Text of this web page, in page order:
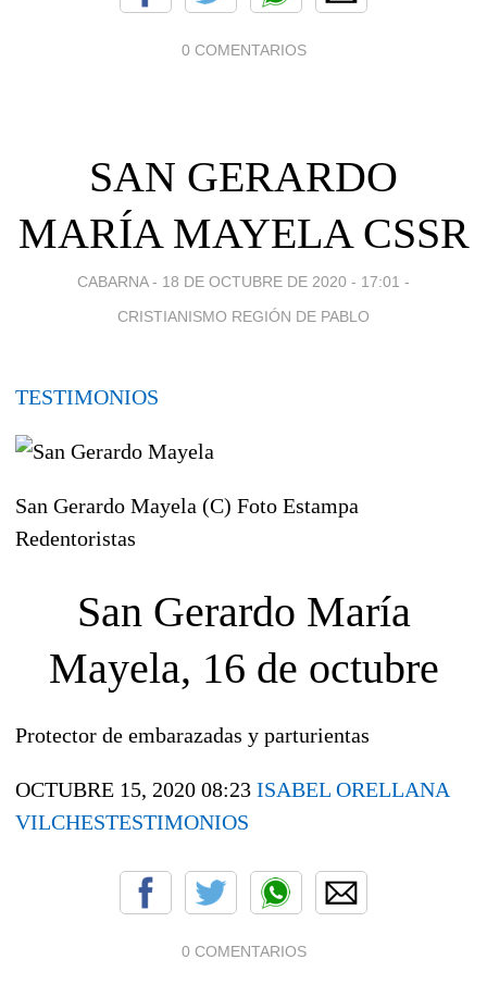
0 COMENTARIOS
SAN GERARDO
MARÍA MAYELA CSSR
CABARNA - 18 DE OCTUBRE DE 2020 - 17:01 -
CRISTIANISMO REGIÓN DE PABLO
TESTIMONIOS
San Gerardo Mayela (C) Foto Estampa
Redentoristas
San Gerardo María
Mayela, 16 de octubre
Protector de embarazadas y parturientas
OCTUBRE 15, 2020 08:23 ISABEL ORELLANA
VILCHESTESTIMONIOS
0 COMENTARIOS